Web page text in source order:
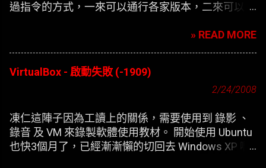
過指令的方式，一來可以通行各家版本，二來可以在
» READ MORE
VirtualBox - 啟動失敗 (-1909)
2/24/2008
凍仁這陣子因為工讀上的關係，需要使用到 錄影 、
錄音 及 VM 來錄製軟體使用教材。 開始使用 Ubuntu
也快3個月了，已經漸漸懶的切回去 Windows XP 啊